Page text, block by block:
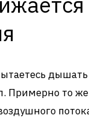
Примерно то